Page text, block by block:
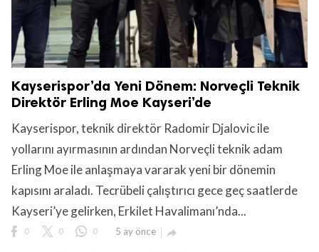
Kayserispor’da Yeni Dönem: Norveçli Teknik
Direktör Erling Moe Kayseri’de
Kayserispor, teknik direktör Radomir Djalovic ile
yollarını ayırmasının ardından Norveçli teknik adam
Erling Moe ile anlaşmaya vararak yeni bir dönemin
kapısını araladı. Tecrübeli çalıştırıcı gece geç saatlerde
Kayseri’ye gelirken, Erkilet Havalimanı’nda...
0 0 0 5 ay önce 